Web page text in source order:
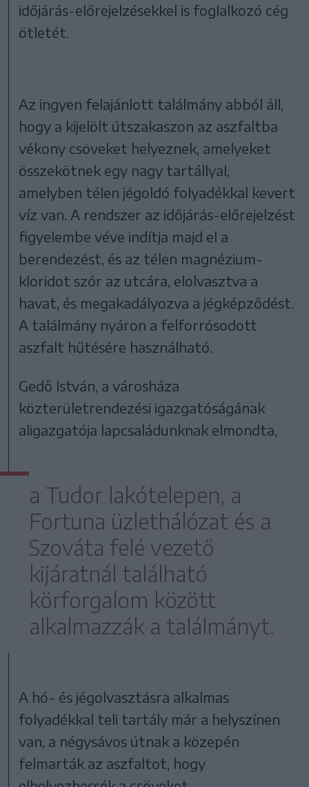
időjárás-előrejelzésekkel is foglalkozó cég
ötletét.
Az ingyen felajánlott találmány abból áll,
hogy a kijelölt útszakaszon az aszfaltba
vékony csöveket helyeznek, amelyeket
összekötnek egy nagy tartállyal,
amelyben télen jégoldó folyadékkal kevert
víz van. A rendszer az időjárás-előrejelzést
figyelembe véve indítja majd el a
berendezést, és az télen magnézium-
kloridot szór az utcára, elolvasztva a
havat, és megakadályozva a jégképződést.
A találmány nyáron a felforrósodott
aszfalt hűtésére használható.
Gedő István, a városháza
közterületrendezési igazgatóságának
aligazgatója lapcsaládunknak elmondta,
a Tudor lakótelepen, a
Fortuna üzlethálózat és a
Szováta felé vezető
kijáratnál található
körforgalom között
alkalmazzák a találmányt.
A hó- és jégolvasztásra alkalmas
folyadékkal teli tartály már a helyszínen
van, a négysávos útnak a közepén
felmarták az aszfaltot, hogy